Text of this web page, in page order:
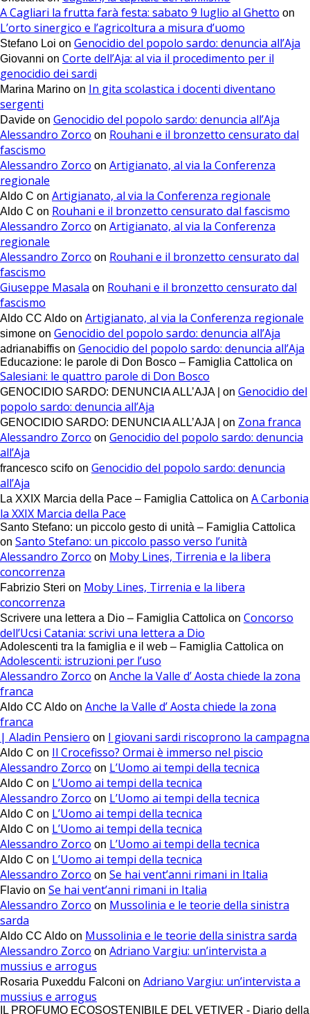
A Cagliari la frutta farà festa: sabato 9 luglio al Ghetto on
L’orto sinergico e l’agricoltura a misura d’uomo
Stefano Loi on Genocidio del popolo sardo: denuncia all’Aja
Giovanni on Corte dell’Aja: al via il procedimento per il
genocidio dei sardi
Marina Marino on In gita scolastica i docenti diventano
sergenti
Davide on Genocidio del popolo sardo: denuncia all’Aja
Alessandro Zorco on Rouhani e il bronzetto censurato dal
fascismo
Alessandro Zorco on Artigianato, al via la Conferenza
regionale
Aldo C on Artigianato, al via la Conferenza regionale
Aldo C on Rouhani e il bronzetto censurato dal fascismo
Alessandro Zorco on Artigianato, al via la Conferenza
regionale
Alessandro Zorco on Rouhani e il bronzetto censurato dal
fascismo
Giuseppe Masala on Rouhani e il bronzetto censurato dal
fascismo
Aldo CC Aldo on Artigianato, al via la Conferenza regionale
simone on Genocidio del popolo sardo: denuncia all’Aja
adrianabiffis on Genocidio del popolo sardo: denuncia all’Aja
Educazione: le parole di Don Bosco – Famiglia Cattolica on
Salesiani: le quattro parole di Don Bosco
GENOCIDIO SARDO: DENUNCIA ALL’AJA | on Genocidio del
popolo sardo: denuncia all’Aja
GENOCIDIO SARDO: DENUNCIA ALL’AJA | on Zona franca
Alessandro Zorco on Genocidio del popolo sardo: denuncia
all’Aja
francesco scifo on Genocidio del popolo sardo: denuncia
all’Aja
La XXIX Marcia della Pace – Famiglia Cattolica on A Carbonia
la XXIX Marcia della Pace
Santo Stefano: un piccolo gesto di unità – Famiglia Cattolica
on Santo Stefano: un piccolo passo verso l’unità
Alessandro Zorco on Moby Lines, Tirrenia e la libera
concorrenza
Fabrizio Steri on Moby Lines, Tirrenia e la libera
concorrenza
Scrivere una lettera a Dio – Famiglia Cattolica on Concorso
dell’Ucsi Catania: scrivi una lettera a Dio
Adolescenti tra la famiglia e il web – Famiglia Cattolica on
Adolescenti: istruzioni per l’uso
Alessandro Zorco on Anche la Valle d’ Aosta chiede la zona
franca
Aldo CC Aldo on Anche la Valle d’ Aosta chiede la zona
franca
| Aladin Pensiero on I giovani sardi riscoprono la campagna
Aldo C on Il Crocefisso? Ormai è immerso nel piscio
Alessandro Zorco on L’Uomo ai tempi della tecnica
Aldo C on L’Uomo ai tempi della tecnica
Alessandro Zorco on L’Uomo ai tempi della tecnica
Aldo C on L’Uomo ai tempi della tecnica
Aldo C on L’Uomo ai tempi della tecnica
Alessandro Zorco on L’Uomo ai tempi della tecnica
Aldo C on L’Uomo ai tempi della tecnica
Alessandro Zorco on Se hai vent’anni rimani in Italia
Flavio on Se hai vent’anni rimani in Italia
Alessandro Zorco on Mussolinia e le teorie della sinistra
sarda
Aldo CC Aldo on Mussolinia e le teorie della sinistra sarda
Alessandro Zorco on Adriano Vargiu: un’intervista a
mussius e arrogus
Rosaria Puxeddu Falconi on Adriano Vargiu: un’intervista a
mussius e arrogus
IL PROFUMO ECOSOSTENIBILE DEL VETIVER - Diario della